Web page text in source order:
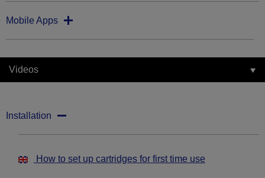
Mobile Apps
Videos
Installation
How to set up cartridges for first time use